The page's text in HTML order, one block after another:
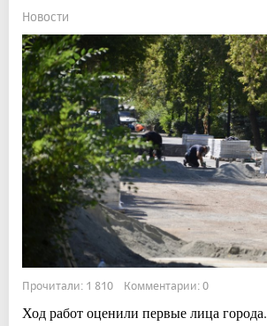
Новости
Прочитали: 1 810 Комментарии: 0
Ход работ оценили первые лица города.